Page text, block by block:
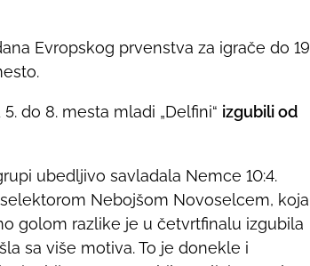
Evropskog prvenstva za igrače do 19
do 8. mesta mladi „Delfini“ izgubili od
ubedljivo savladala Nemce 10:4.
Nebojšom Novoselcem, koja
golom razlike je u četvrtfinalu izgubila
sa više motiva. To je donekle i